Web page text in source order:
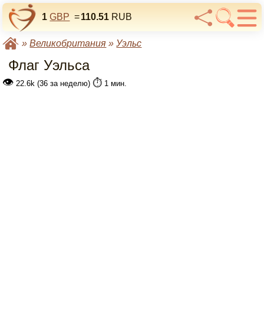
1 GBP =110.51 RUB
»Великобритания »Уэльс
Флаг Уэльса
👁 22.6k (36 за неделю) ⏱️ 1 мин.